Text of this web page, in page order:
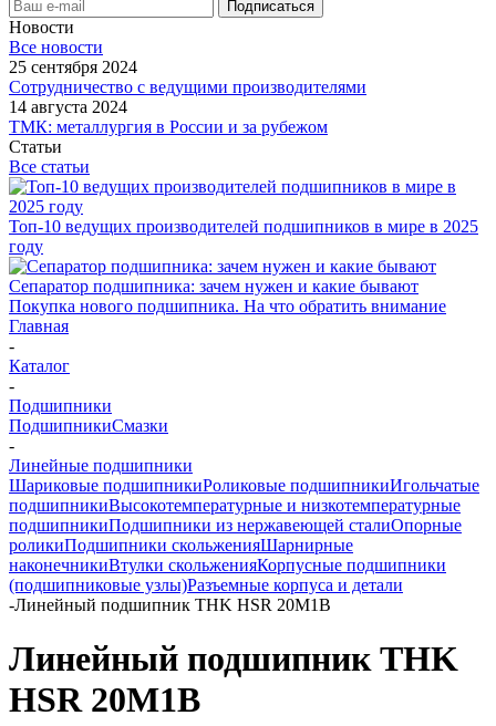
Новости
Все новости
25 сентября 2024
Сотрудничество с ведущими производителями
14 августа 2024
ТМК: металлургия в России и за рубежом
Статьи
Все статьи
Топ-10 ведущих производителей подшипников в мире в 2025
году
Сепаратор подшипника: зачем нужен и какие бывают
Покупка нового подшипника. На что обратить внимание
Главная
-
Каталог
-
Подшипники
ПодшипникиСмазки
-
Линейные подшипники
Шариковые подшипникиРоликовые подшипникиИгольчатые
подшипникиВысокотемпературные и низкотемпературные
подшипникиПодшипники из нержавеющей сталиОпорные
роликиПодшипники скольженияШарнирные
наконечникиВтулки скольженияКорпусные подшипники
(подшипниковые узлы)Разъемные корпуса и детали
-Линейный подшипник THK HSR 20M1B
Линейный подшипник THK
HSR 20M1B